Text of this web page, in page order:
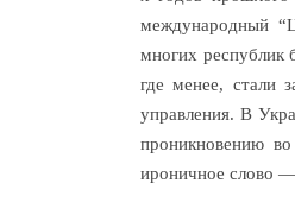
международный
многих республик
где менее, стали
управления. В
проникновению
ироничное слово —